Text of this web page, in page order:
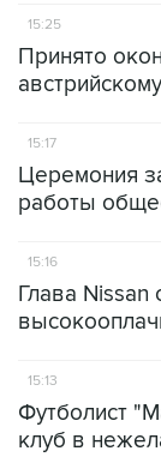
15:25
Принято
15:17
Церемония
работы
15:16
Глава Nissan
15:13
Футболист
клуб в